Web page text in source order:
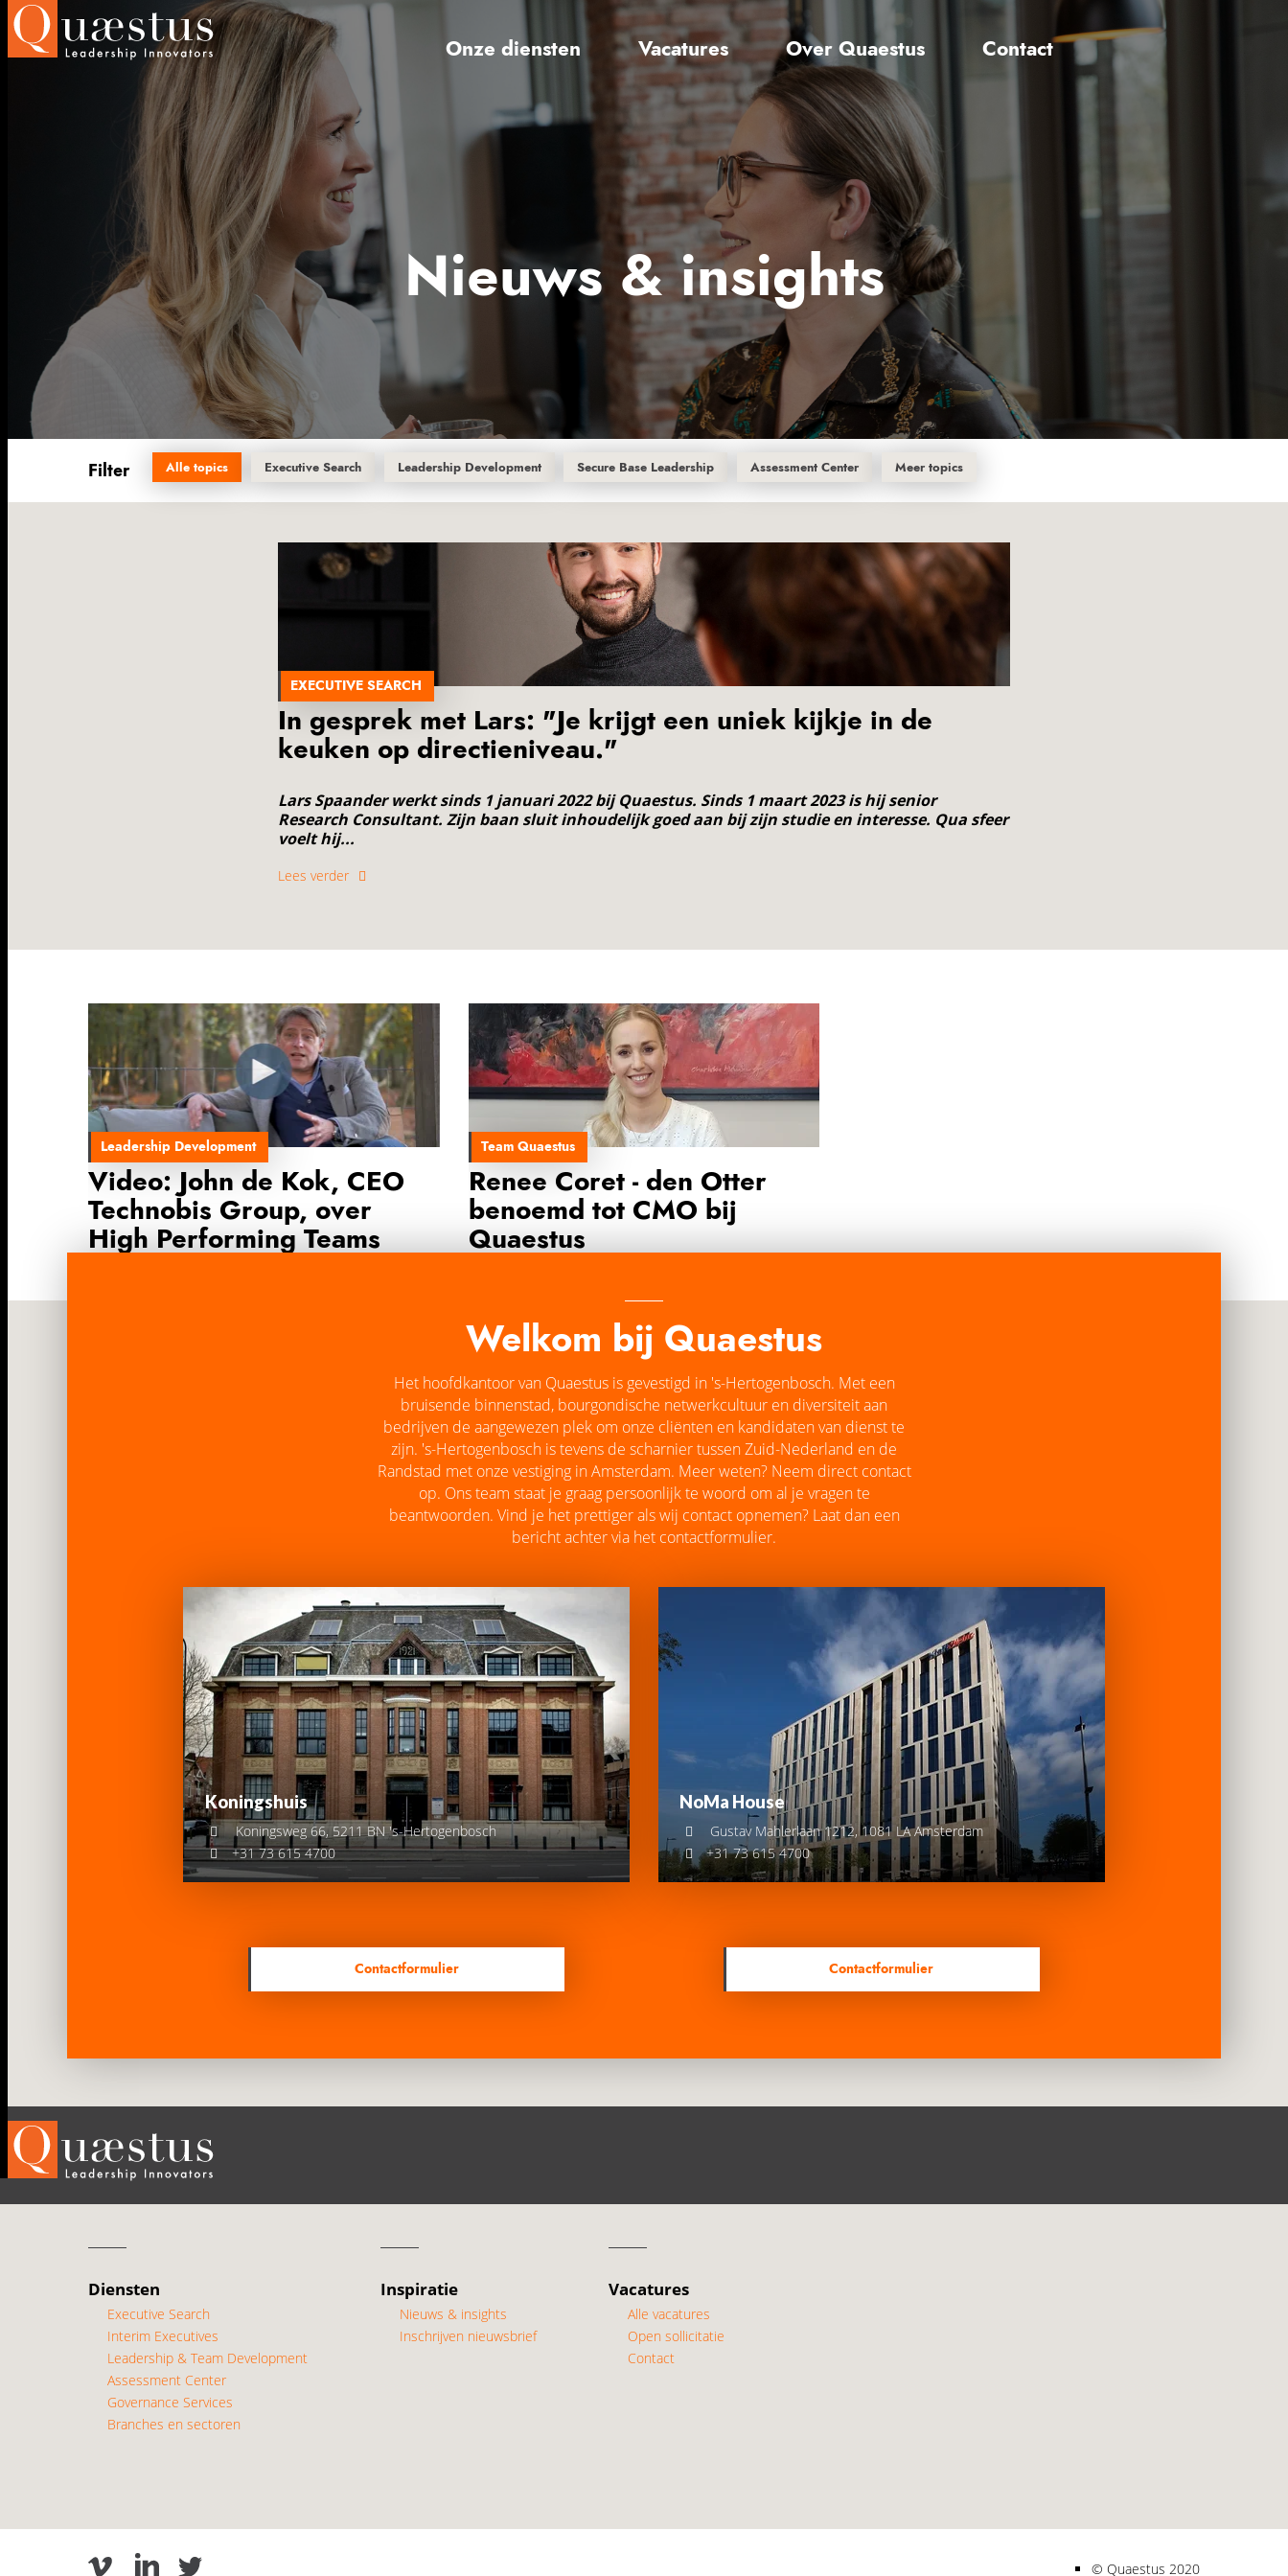
Onze diensten Vacatures Over Quaestus Contact
Nieuws & insights
Alle topics Executive Search Leadership Development Secure Base Leadership Assessment Center Meer topics
EXECUTIVE SEARCH
In gesprek met Lars: "Je krijgt een uniek kijkje in de
keuken op directieniveau."
Lars Spaander werkt sinds 1 januari 2022 bij Quaestus. Sinds 1 maart 2023 is hij senior
Research Consultant. Zijn baan sluit inhoudelijk goed aan bij zijn studie en interesse. Qua sfeer
voelt hij...
Lees verder
Leadership Development
Video: John de Kok, CEO
Technobis Group, over
High Performing Teams
Team Quaestus
Renee Coret - den Otter
benoemd tot CMO bij
Quaestus
Welkom bij Quaestus
Het hoofdkantoor van Quaestus is gevestigd in 's-Hertogenbosch. Met een
bruisende binnenstad, bourgondische netwerkcultuur en diversiteit aan
bedrijven de aangewezen plek om onze cliënten en kandidaten van dienst te
zijn. 's-Hertogenbosch is tevens de scharnier tussen Zuid-Nederland en de
Randstad met onze vestiging in Amsterdam. Meer weten? Neem direct contact
op. Ons team staat je graag persoonlijk te woord om al je vragen te
beantwoorden. Vind je het prettiger als wij contact opnemen? Laat dan een
bericht achter via het contactformulier.
Koningshuis
Koningsweg 66, 5211 BN 's-Hertogenbosch
+31 73 615 4700
Contactformulier
NoMa House
Gustav Mahlerlaan 1212, 1081 LA Amsterdam
+31 73 615 4700
Contactformulier
Diensten
Executive Search
Interim Executives
Leadership & Team Development
Assessment Center
Governance Services
Branches en sectoren
Inspiratie
Nieuws & insights
Inschrijven nieuwsbrief
Vacatures
Alle vacatures
Open sollicitatie
Contact
Quaestus 2020